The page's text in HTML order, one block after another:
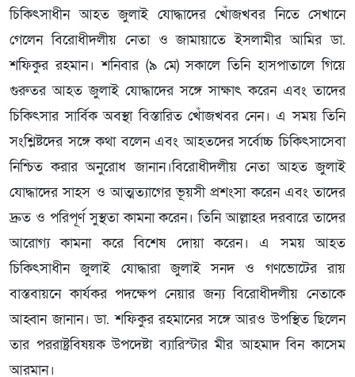
চিকিৎসাধীন আহত জুলাই যোদ্ধাদের খোঁজখবর নিতে সেখানে
গেলেন বিরোধীদলীয় নেতা ও জামায়াতে ইসলামীর আমির ডা.
শফিকুর রহমান। শনিবার (৯ মে) সকালে তিনি হাসপাতালে গিয়ে
গুরুতর আহত জুলাই যোদ্ধাদের সঙ্গে সাক্ষাৎ করেন এবং তাদের
চিকিৎসার সার্বিক অবস্থা বিস্তারিত খোঁজখবর নেন। এ সময় তিনি
সংশ্লিষ্টদের সঙ্গে কথা বলেন এবং আহতদের সর্বোচ্চ চিকিৎসাসেবা
নিশ্চিত করার অনুরোধ জানান।বিরোধীদলীয় নেতা আহত জুলাই
যোদ্ধাদের সাহস ও আত্মত্যাগের ভূয়সী প্রশংসা করেন এবং তাদের
দ্রুত ও পরিপূর্ণ সুস্থতা কামনা করেন। তিনি আল্লাহর দরবারে তাদের
আরোগ্য কামনা করে বিশেষ দোয়া করেন। এ সময় আহত
চিকিৎসাধীন জুলাই যোদ্ধারা জুলাই সনদ ও গণভোটের রায়
বাস্তবায়নে কার্যকর পদক্ষেপ নেয়ার জন্য বিরোধীদলীয় নেতাকে
আহ্বান জানান। ডা. শফিকুর রহমানের সঙ্গে আরও উপস্থিত ছিলেন
তার পররাষ্ট্রবিষয়ক উপদেষ্টা ব্যারিস্টার মীর আহমাদ বিন কাসেম
আরমান।